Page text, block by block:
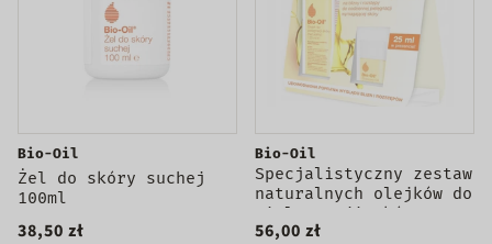
Bio-Oil
Żel do skóry suchej
100ml
38,50 zł
Bio-Oil
Specjalistyczny zestaw
naturalnych olejków do
pielęgnacji skóry
125ml + 25ml
56,00 zł